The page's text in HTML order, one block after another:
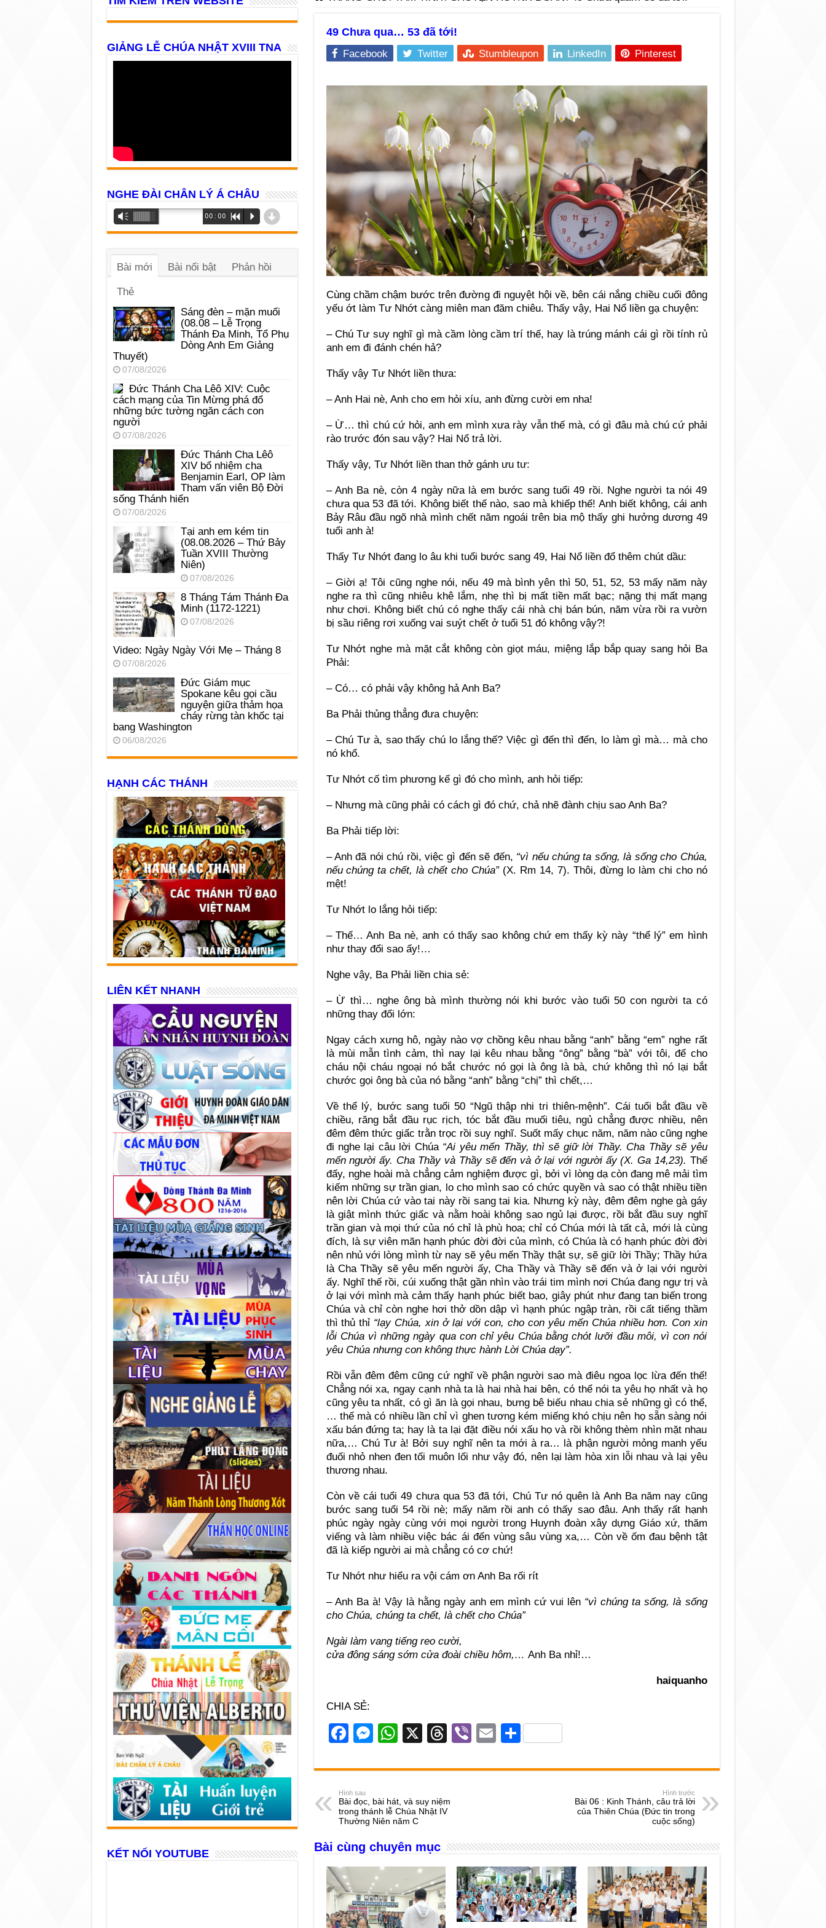
49 Chưa qua… 53 đã tới!
Facebook Twitter Stumbleupon LinkedIn Pinterest
Cùng chầm chậm bước trên đường đi nguyệt hội về, bên cái nắng chiều cuối đông
yếu ớt làm Tư Nhớt càng miên man đăm chiêu. Thấy vậy, Hai Nổ liền gạ chuyện:
– Chú Tư suy nghĩ gì mà cầm lòng cầm trí thế, hay là trúng mánh cái gì rồi tính rủ
anh em đi đánh chén hả?
Thấy vậy Tư Nhớt liền thưa:
– Anh Hai nè, Anh cho em hỏi xíu, anh đừng cười em nha!
– Ừ… thì chú cứ hỏi, anh em mình xưa rày vẫn thế mà, có gì đâu mà chú cứ phải
rào trước đón sau vậy? Hai Nổ trả lời.
Thấy vậy, Tư Nhớt liền than thở gánh ưu tư:
– Anh Ba nè, còn 4 ngày nữa là em bước sang tuổi 49 rồi. Nghe người ta nói 49
chưa qua 53 đã tới. Không biết thế nào, sao mà khiếp thế! Anh biết không, cái anh
Bảy Râu đầu ngõ nhà mình chết năm ngoái trên bia mộ thấy ghi hưởng dương 49
tuổi anh à!
Thấy Tư Nhớt đang lo âu khi tuổi bước sang 49, Hai Nổ liền đổ thêm chút dầu:
– Giời ạ! Tôi cũng nghe nói, nếu 49 mà bình yên thì 50, 51, 52, 53 mấy năm này
nghe ra thì cũng nhiêu khê lắm, nhẹ thì bị mất tiền mất bạc; nặng thị mất mạng
như chơi. Không biết chú có nghe thấy cái nhà chị bán bún, năm vừa rồi ra vườn
bị sầu riêng rơi xuống vai suýt chết ở tuổi 51 đó không vậy?!
Tư Nhớt nghe mà mặt cắt không còn giọt máu, miệng lắp bắp quay sang hỏi Ba
Phải:
– Có… có phải vậy không hả Anh Ba?
Ba Phải thủng thẳng đưa chuyện:
– Chú Tư à, sao thấy chú lo lắng thế? Việc gì đến thì đến, lo làm gì mà… mà cho
nó khổ.
Tư Nhớt cố tìm phương kế gì đó cho mình, anh hỏi tiếp:
– Nhưng mà cũng phải có cách gì đó chứ, chả nhẽ đành chịu sao Anh Ba?
Ba Phải tiếp lời:
– Anh đã nói chú rồi, việc gì đến sẽ đến, “vì nếu chúng ta sống, là sống cho Chúa,
nếu chúng ta chết, là chết cho Chúa”(X. Rm 14, 7). Thôi, đừng lo làm chi cho nó
mệt!
Tư Nhớt lo lắng hỏi tiếp:
– Thế… Anh Ba nè, anh có thấy sao không chứ em thấy kỳ này “thể lý” em hình
như thay đổi sao ấy!…
Nghe vậy, Ba Phải liền chia sẻ:
– Ừ thì… nghe ông bà mình thường nói khi bước vào tuổi 50 con người ta có
những thay đổi lớn:
Ngay cách xưng hô, ngày nào vợ chồng kêu nhau bằng “anh” bằng “em” nghe rất
là mùi mẫn tình cảm, thì nay lại kêu nhau bằng “ông” bằng “bà” với tôi, để cho
cháu nội cháu ngoại nó bắt chước nó gọi là ông là bà, chứ không thì nó lại bắt
chước gọi ông bà của nó bằng “anh” bằng “chị” thì chết,…
Về thể lý, bước sang tuổi 50 “Ngũ thập nhi tri thiên-mệnh”. Cái tuổi bắt đầu về
chiều, răng bắt đầu rục rịch, tóc bắt đầu muối tiêu, ngủ chẳng được nhiều, nên
đêm đêm thức giấc trằn trọc rồi suy nghĩ. Suốt mấy chục năm, năm nào cũng nghe
đi nghe lại câu lời Chúa “Ai yêu mến Thầy, thì sẽ giữ lời Thầy. Cha Thầy sẽ yêu
mến người ấy. Cha Thầy và Thầy sẽ đến và ở lại với người ấy (X. Ga 14,23). Thế
đấy, nghe hoài mà chẳng cảm nghiệm được gì, bởi vì lòng dạ còn đang mê mải tìm
kiếm những sự trần gian, lo cho mình sao có chức quyền và sao có thật nhiều tiền
nên lời Chúa cứ vào tai này rồi sang tai kia. Nhưng kỳ này, đêm đêm nghe gà gáy
là giật mình thức giấc và nằm hoài không sao ngủ lại được, rồi bắt đầu suy nghĩ
trần gian và mọi thứ của nó chỉ là phù hoa; chỉ có Chúa mới là tất cả, mới là cùng
đích, là sự viên mãn hạnh phúc đời đời của mình, có Chúa là có hạnh phúc đời đời
nên nhủ với lòng mình từ nay sẽ yêu mến Thầy thật sự, sẽ giữ lời Thầy; Thầy hứa
là Cha Thầy sẽ yêu mến người ấy, Cha Thầy và Thầy sẽ đến và ở lại với người
ấy. Nghĩ thế rồi, cúi xuống thật gần nhìn vào trái tim mình nơi Chúa đang ngự trị và
ở lại với mình mà cảm thấy hạnh phúc biết bao, giây phút như đang tan biến trong
Chúa và chỉ còn nghe hơi thở dồn dập vì hạnh phúc ngập tràn, rồi cất tiếng thầm
thì thủ thỉ “lạy Chúa, xin ở lại với con, cho con yêu mến Chúa nhiều hơn. Con xin
lỗi Chúa vì những ngày qua con chỉ yêu Chúa bằng chót lưỡi đầu môi, vì con nói
yêu Chúa nhưng con không thực hành Lời Chúa dạy”.
Rồi vẫn đêm đêm cũng cứ nghĩ về phận người sao mà điêu ngoa lọc lừa đến thế!
Chẳng nói xa, ngay cạnh nhà ta là hai nhà hai bên, có thể nói ta yêu họ nhất và họ
cũng yêu ta nhất, có gì ăn là gọi nhau, bưng bê biếu nhau chia sẻ những gì có thể,
… thế mà có nhiều lần chỉ vì ghen tương kém miếng khó chịu nên họ sẵn sàng nói
xấu bán đứng ta; hay là ta lại đặt điều nói xấu họ và rồi không thèm nhìn mặt nhau
nữa,… Chú Tư à! Bởi suy nghĩ nên ta mới à ra… là phận người mỏng manh yếu
đuối nhỏ nhen đen tối muôn lối như vậy đó, nên lại làm hòa xin lỗi nhau và lại yêu
thương nhau.
Còn về cái tuổi 49 chưa qua 53 đã tới, Chú Tư nó quên là Anh Ba năm nay cũng
bước sang tuổi 54 rồi nè; mấy năm rồi anh có thấy sao đâu. Anh thấy rất hạnh
phúc ngày ngày cùng với mọi người trong Huynh đoàn xây dựng Giáo xứ, thăm
viếng và làm nhiều việc bác ái đến vùng sâu vùng xa,… Còn về ốm đau bệnh tật
đã là kiếp người ai mà chẳng có cơ chứ!
Tư Nhớt như hiểu ra vội cám ơn Anh Ba rối rít
– Anh Ba à! Vậy là hằng ngày anh em mình cứ vui lên “vì chúng ta sống, là sống
cho Chúa, chúng ta chết, là chết cho Chúa”
Ngài làm vang tiếng reo cười,
cửa đông sáng sớm cửa đoài chiều hôm,… Anh Ba nhỉ!…
haiquanho
CHIA SẺ:
F
c
e
b
o
o
k
M
ss
n
g
er
W
at
A
p
p
X
T
e
d
Vi
er
E
ail
S
ar
Hình sau
Bài đọc, bài hát, và suy niệm
trong thánh lễ Chúa Nhật IV
Thường Niên năm C
Hình trước
Bài 06 : Kinh Thánh, câu trả lời
của Thiên Chúa (Đức tin trong
cuộc sống)
Bài cùng chuyên mục
GIẢNG LỄ CHÚA NHẬT XVIII TNA
NGHE ĐÀI CHÂN LÝ Á CHÂU
Trình
phát
âm
Vm 00:00 R P d
Bài mới Bài nổi bật Phản hồi
Thẻ
Sáng đèn – mặn muối
(08.08 – Lễ Trọng
Thánh Đa Minh, Tổ Phụ
Dòng Anh Em Giảng
Thuyết)
07/08/2026
Đức Thánh Cha Lêô XIV: Cuộc
cách mạng của Tin Mừng phá đổ
những bức tường ngăn cách con
người
07/08/2026
Đức Thánh Cha Lêô
XIV bổ nhiệm cha
Benjamin Earl, OP làm
Tham vấn viên Bộ Đời
sống Thánh hiến
07/08/2026
Tại anh em kém tin
(08.08.2026 – Thứ Bảy
Tuần XVIII Thường
Niên)
07/08/2026
8 Tháng Tám Thánh Ða
Minh (1172-1221)
07/08/2026
Video: Ngày Ngày Với Mẹ – Tháng 8
07/08/2026
Đức Giám mục
Spokane kêu gọi cầu
nguyện giữa thảm họa
cháy rừng tàn khốc tại
bang Washington
06/08/2026
HẠNH CÁC THÁNH
LIÊN KẾT NHANH
KẾT NỐI YOUTUBE